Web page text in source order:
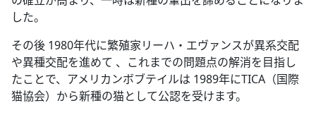
した。
その後 1980年代に繁殖家リーハ・エヴァンスが異系交配
や異種交配を進めて 、これまでの問題点の解消を目指し
たことで、アメリカンボブテイルは 1989年にTICA（国際
猫協会）から新種の猫として公認を受けます。